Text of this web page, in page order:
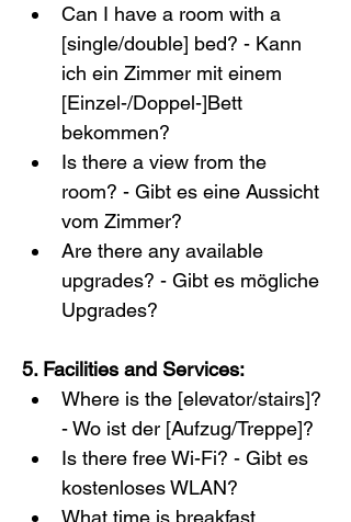
Can I have a room with a
[single/double] bed? - Kann
ich ein Zimmer mit einem
[Einzel-/Doppel-]Bett
bekommen?
Is there a view from the
room? - Gibt es eine Aussicht
vom Zimmer?
Are there any available
upgrades? - Gibt es mögliche
Upgrades?
5. Facilities and Services:
Where is the [elevator/stairs]?
- Wo ist der [Aufzug/Treppe]?
Is there free Wi-Fi? - Gibt es
kostenloses WLAN?
What time is breakfast